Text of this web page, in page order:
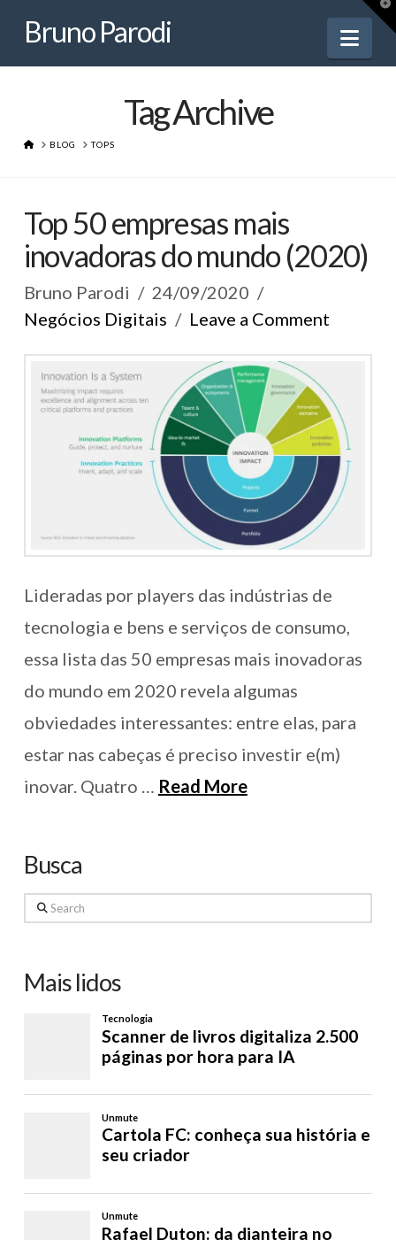
Bruno
Parodi
Bruno Parodi
Tag Archive
HOME
BLOG TOPS
Top 50 empresas mais
inovadoras do mundo (2020)
Bruno Parodi
24/09/2020
Negócios Digitais
Leave a Comment
Lideradas por players das indústrias de
tecnologia e bens e serviços de consumo,
essa lista das 50 empresas mais inovadoras
do mundo em 2020 revela algumas
obviedades interessantes: entre elas, para
estar nas cabeças é preciso investir e(m)
inovar. Quatro … Read More
Busca
Search
Mais lidos